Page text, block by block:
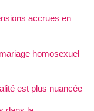
accrues en
homosexuel
est plus nuancée